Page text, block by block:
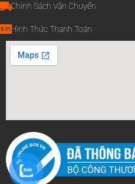
Chính Sách Vận Chuyển
Hình Thức Thanh Toán